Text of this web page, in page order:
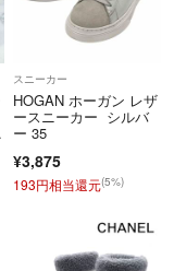
ます。
✨
スニーカー
HOGAN ホーガン レザ
ースニーカー シルバ
ー 35
¥3,875
193円相当還元(5%)